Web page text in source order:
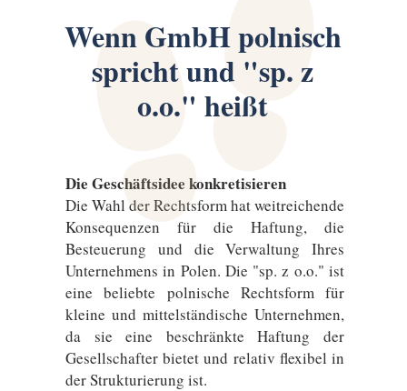
Wenn GmbH polnisch
spricht und "sp. z
o.o." heißt
Die Geschäftsidee konkretisieren
Die Wahl der Rechtsform hat weitreichende
Konsequenzen für die Haftung, die
Besteuerung und die Verwaltung Ihres
Unternehmens in Polen. Die "sp. z o.o." ist
eine beliebte polnische Rechtsform für
kleine und mittelständische Unternehmen,
da sie eine beschränkte Haftung der
Gesellschafter bietet und relativ flexibel in
der Strukturierung ist.